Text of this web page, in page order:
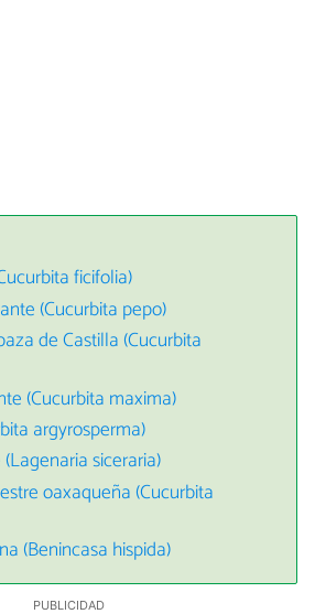
ficifolia)
(Cucurbita pepo)
de Castilla (Cucurbita
(Cucurbita maxima)
argyrosperma)
siceraria)
oaxaqueña (Cucurbita
(Benincasa hispida)